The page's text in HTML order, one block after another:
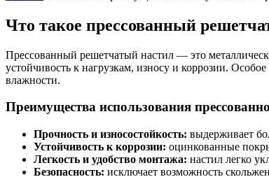
Что такое прессованный
Прессованный решетчатый настил — это
устойчивость к нагрузкам, износу и коррозии.
влажности.
Преимущества использования
Прочность и износостойкость: выдерживает
Устойчивость к коррозии: оцинкованные
Легкость и удобство монтажа: настил легко
Безопасность: исключает возможность